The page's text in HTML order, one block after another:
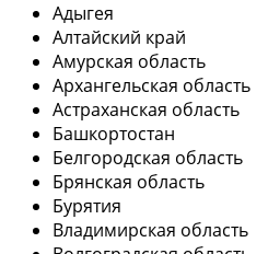
Адыгея
Алтайский край
Амурская область
Архангельская область
Астраханская область
Башкортостан
Белгородская область
Брянская область
Бурятия
Владимирская область